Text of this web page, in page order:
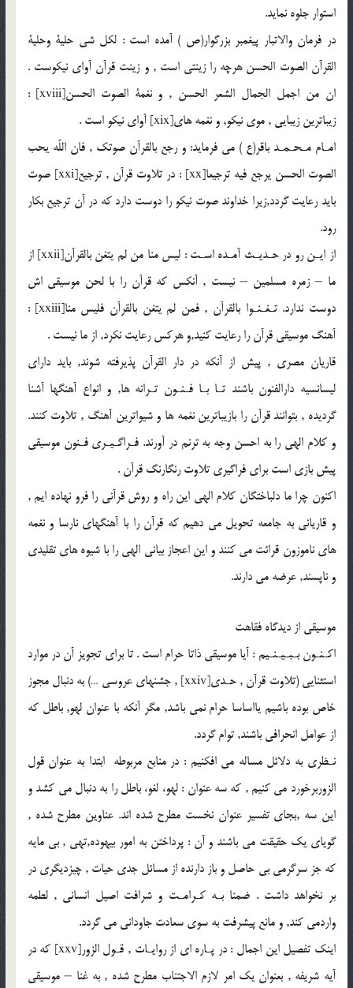
استوار جلوه نمايد.
در فرمان والاتبار پيغمبر بزرگوار(ص ) آمده است : لكل شى حلية وحلیة
القرآن الصوت الحسن هرچه را زينتى است , و زينت قرآن آواى نيكوست .
ان من اجمل الجمال الشعر الحسن , و نغمة الصوت الحسن[xviii] :
زيباترين زيبايى , موى نيكو, و نغمه هاى[xix] آواى نيكو است .
امـام مـحـمـد باقر(ع ) مى فرمايد: و رجع بالقرآن صوتك , فان اللّه يحب
الصوت الحسن يرجع فيه ترجيعا[xx] : در تلاوت قرآن , ترجيع[xxi] صوت
بايد رعايت گردد,زيرا خداوند صوت نيكو را دوست دارد كه در آن ترجيع بكار
رود.
از ايـن رو در حـديـث آمـده اسـت : ليس منا من لم يتغن بالقرآن[xxii] از
ما – زمره مسلمين – نيست , آنكس كه قرآن را با لحن موسيقى اش
دوست ندارد. تـغـنـوا بالقرآن , فمن لم يتغن بالقرآن فليس منا[xxiii] :
آهنگ موسيقى قرآن را رعايت كنيد,و هركس رعايت نكرد, از ما نيست .
قاريان مصرى , پيش از آنكه در دار القرآن پذيرفته شوند, بايد داراى
ليسانسيه دارالفنون باشند تـا بـا فـنـون تـرانه ها, و انواع آهنگها آشنا
گرديده , بتوانند قرآن را بازيباترين نغمه ها و شيواترين آهنگ , تلاوت كنند.
و كلام الهى را به احسن وجه به ترنم در آورند. فـراگـيـرى فـنون موسيقى
پيش بازى است براى فراگيرى تلاوت رنگارنگ قرآن .
اكنون چرا ما دلباختگان كلام الهى اين راه و روش قرآنى را فرو نهاده ايم ,
و قاريانى به جامعه تحويل مى دهيم كه قرآن را با آهنگهاى نارسا و نغمه
هاى ناموزون قرائت مى كنند و اين اعجاز بيانى الهى را با شيوه هاى تقليدى
و ناپسند, عرضه مى دارند.
موسيقى از ديدگاه فقاهت
اكـنـون بـبـيـنـيم : آيا موسيقى ذاتا حرام است . تا براى تجويز آن در موارد
استثنايى (تلاوت قرآن , حـدى[xxiv] , جشنهاى عروسى …) به دنبال مجوز
خاص بوده باشيم يااساسا حرام نمى باشد, مگر آنكه با عنوان لهو, باطل كه
از عوامل انحرافى باشند, توام گردد.
نـظرى به دلائل مساله مى افكنيم : در منابع مربوطه ابتدا به عنوان قول
الزوربرخورد مى كنيم , كه سه عنوان : لهو، لغو، باطل را به دنبال مى كشد و
اين سه ,بجاى تفسير عنوان نخست مطرح شده اند. عناوين مطرح شده ,
گوياى يك حقيقت مى باشند و آن : پرداختن به امور بيهوده,تهى , بى مايه
كه جز سرگرمى بى حاصل و باز دارنده از مسائل جدى حيات , چيزديگرى در
بر نخواهد داشت . ضمنا بـه كـرامـت و شرافت اصيل انسانى , لطمه
واردمى كند, و مانع پيشرفت به سوى سعادت جاودانى مى گردد.
اينك تفصيل اين اجمال : در پـاره اى از روايـات , قـول الزور[xxv] كه در
آيه شريفه , بعنوان يك امر لازم الاجتناب مطرح شده , به غنا – موسيقى